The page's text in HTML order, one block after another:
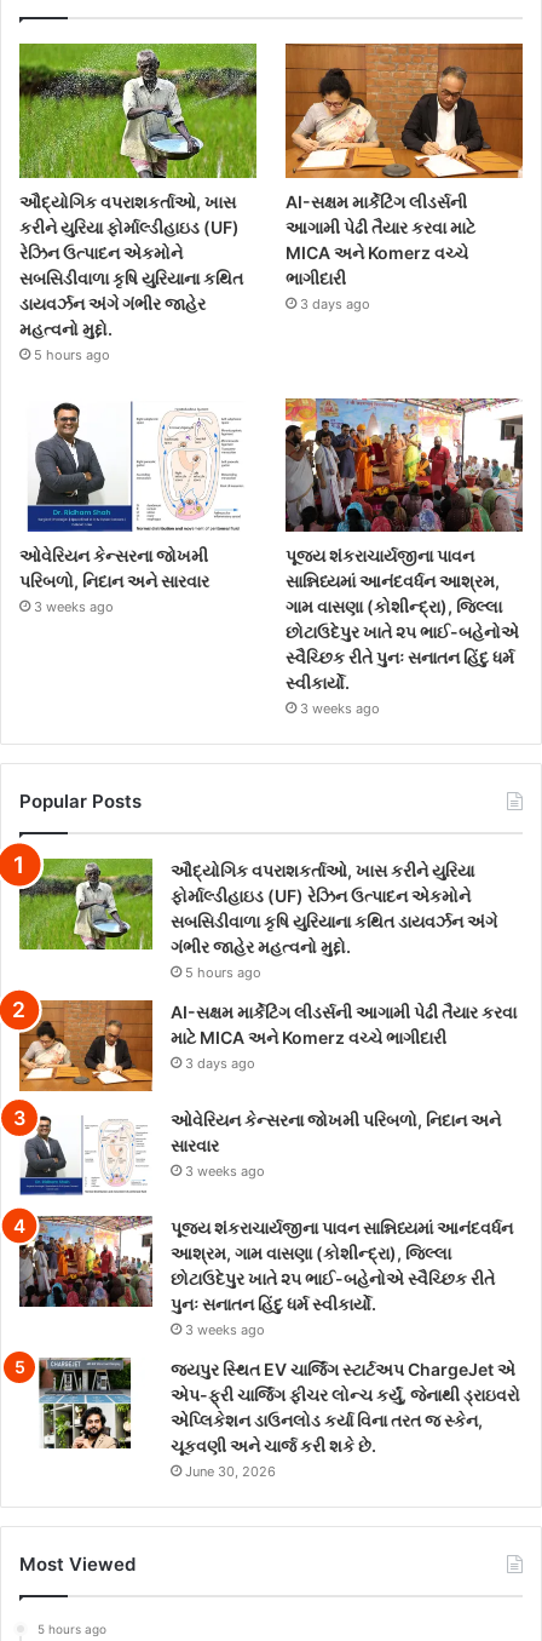
ઔદ્યોગિક વપરાશકર્તાઓ, ખાસ
કરીને યુરિયા ફોર્માલ્ડીહાઇડ (UF)
રેઝિન ઉત્પાદન એકમોને
સબસિડીવાળા કૃષિ યુરિયાના કથિત
ડાયવર્ઝન અંગે ગંભીર જાહેર
મહત્વનો મુદ્દો.
5 hours ago
AI-સક્ષમ માર્કેટિંગ લીડર્સની
આગામી પેઢી તૈયાર કરવા માટે
MICA અને Komerz વચ્ચે
ભાગીદારી
3 days ago
ઓવેરિયન કેન્સરના જોખમી
પરિબળો, નિદાન અને સારવાર
3 weeks ago
પૂજ્ય શંકરાચાર્યજીના પાવન
સાન્નિધ્યમાં આનંદવર્ધન આશ્રમ,
ગામ વાસણા (કોશીન્દ્રા), જિલ્લા
છોટાઉદેપુર ખાતે ૨૫ ભાઈ-બહેનોએ
સ્વૈચ્છિક રીતે પુનઃ સનાતન હિંદુ ધર્મ
સ્વીકાર્યો.
3 weeks ago
Popular Posts
ઔદ્યોગિક વપરાશકર્તાઓ, ખાસ કરીને યુરિયા
ફોર્માલ્ડીહાઇડ (UF) રેઝિન ઉત્પાદન એકમોને
સબસિડીવાળા કૃષિ યુરિયાના કથિત ડાયવર્ઝન અંગે
ગંભીર જાહેર મહત્વનો મુદ્દો.
5 hours ago
AI-સક્ષમ માર્કેટિંગ લીડર્સની આગામી પેઢી તૈયાર કરવા
માટે MICA અને Komerz વચ્ચે ભાગીદારી
3 days ago
ઓવેરિયન કેન્સરના જોખમી પરિબળો, નિદાન અને
સારવાર
3 weeks ago
પૂજ્ય શંકરાચાર્યજીના પાવન સાન્નિધ્યમાં આનંદવર્ધન
આશ્રમ, ગામ વાસણા (કોશીન્દ્રા), જિલ્લા
છોટાઉદેપુર ખાતે ૨૫ ભાઈ-બહેનોએ સ્વૈચ્છિક રીતે
પુનઃ સનાતન હિંદુ ધર્મ સ્વીકાર્યો.
3 weeks ago
જયપુર સ્થિત EV ચાર્જિંગ સ્ટાર્ટઅપ ChargeJet એ
એપ-ફ્રી ચાર્જિંગ ફીચર લોન્ચ કર્યું, જેનાથી ડ્રાઇવરો
એપ્લિકેશન ડાઉનલોડ કર્યા વિના તરત જ સ્કેન,
ચૂકવણી અને ચાર્જ કરી શકે છે.
June 30, 2026
Most Viewed
5 hours ago